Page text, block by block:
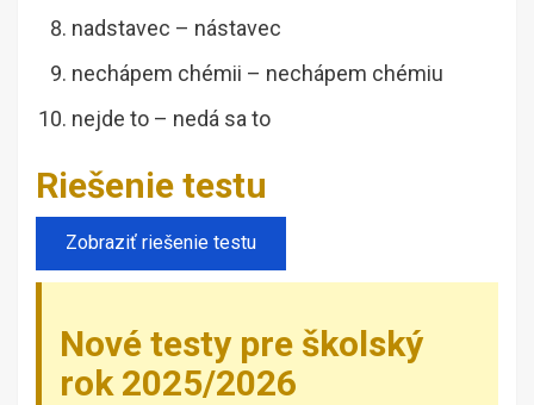
nadstavec – nástavec
nechápem chémii – nechápem chémiu
nejde to – nedá sa to
Riešenie testu
Nové testy pre školský
rok 2025/2026